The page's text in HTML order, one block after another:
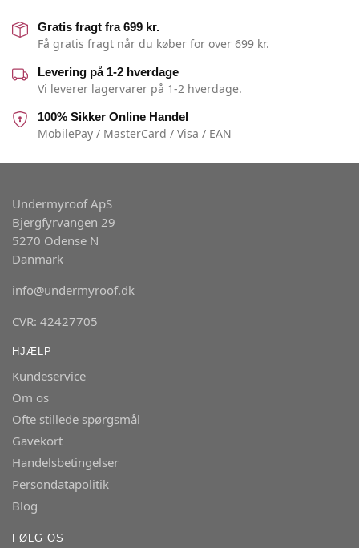
Gratis fragt fra 699 kr.
Få gratis fragt når du køber for over 699 kr.
Levering på 1-2 hverdage
Vi leverer lagervarer på 1-2 hverdage.
100% Sikker Online Handel
MobilePay / MasterCard / Visa / EAN
Undermyroof ApS
Bjergfyrvangen 29
5270 Odense N
Danmark
info@undermyroof.dk
CVR: 42427705
HJÆLP
Kundeservice
Om os
Ofte stillede spørgsmål
Gavekort
Handelsbetingelser
Persondatapolitik
Blog
FØLG OS